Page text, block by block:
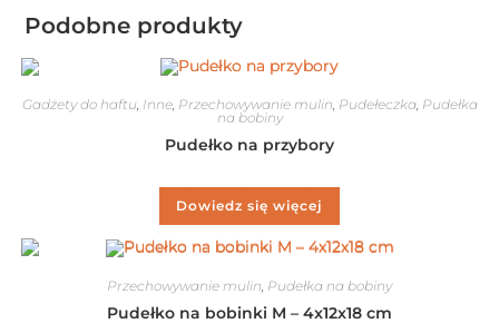
Podobne produkty
Gadżety do haftu, Inne, Przechowywanie mulin Pudełeczka, Pudełka
na bobiny
Pudełko na przybory
Dowiedz się więcej
Przechowywanie mulin Pudełka na bobiny
Pudełko na bobinki M – 4x12x18 cm